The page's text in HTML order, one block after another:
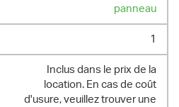
panneau
1
Inclus dans le prix de la
location. En cas de coût
d'usure, veuillez trouver une